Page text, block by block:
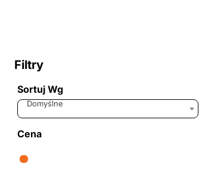
Filtry
Sortuj Wg
Sort Products
Domyślne
Cena